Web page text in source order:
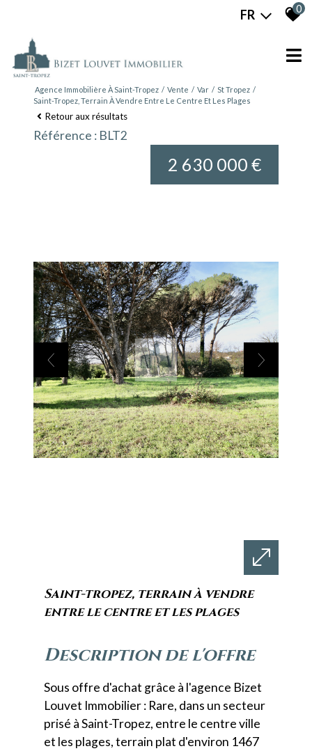
FR 0
Agence Immobilière À Saint-Tropez Vente Var
St Tropez
Saint-Tropez, Terrain À Vendre Entre Le Centre Et Les Plages
Retour aux résultats
Référence : BLT2
2 630 000 €
saint-tropez, terrain à vendre
entre le centre et les plages
description de l'offre
Sous offre d'achat grâce à l'agence Bizet
Louvet Immobilier : Rare, dans un secteur
prisé à Saint-Tropez, entre le centre ville
et les plages, terrain plat d'environ 1467